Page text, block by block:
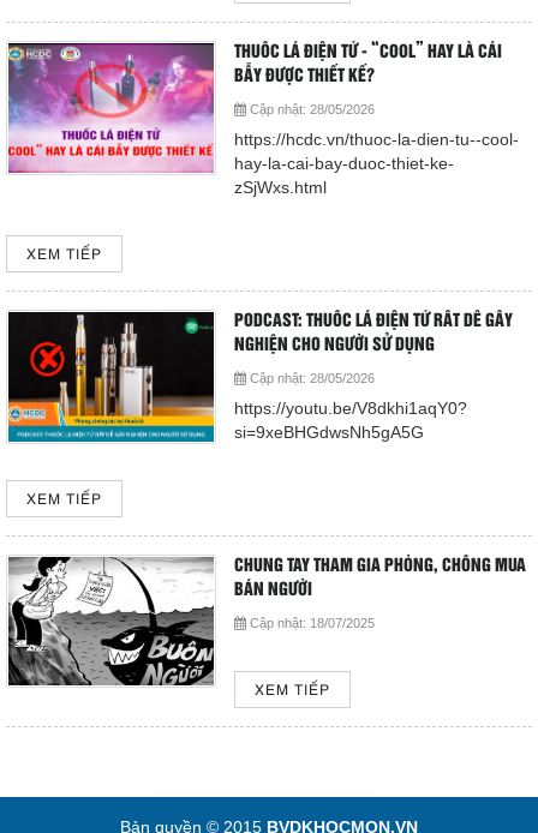
THUỐC LÁ ĐIỆN TỬ - “COOL” HAY LÀ CÁI
BẪY ĐƯỢC THIẾT KẾ?
Cập nhật: 28/05/2026
https://hcdc.vn/thuoc-la-dien-tu--cool-
hay-la-cai-bay-duoc-thiet-ke-
zSjWxs.html
XEM TIẾP
PODCAST: THUỐC LÁ ĐIỆN TỬ RẤT DỄ GÂY
NGHIỆN CHO NGƯỜI SỬ DỤNG
Cập nhật: 28/05/2026
https://youtu.be/V8dkhi1aqY0?
si=9xeBHGdwsNh5gA5G
XEM TIẾP
CHUNG TAY THAM GIA PHÒNG, CHỐNG MUA
BÁN NGƯỜI
Cập nhật: 18/07/2025
XEM TIẾP
Bản quyền © 2015 BVDKHOCMON.VN
Báo cáo CTQLCSNB
Liên hệ
LIÊN HỆ
Cấp cứu (24/24)
(08) 3710 1445
Email
bvdkhocmon@gmail.com
COPYRIGHT 2015. ALL RIGHTS RESERVED